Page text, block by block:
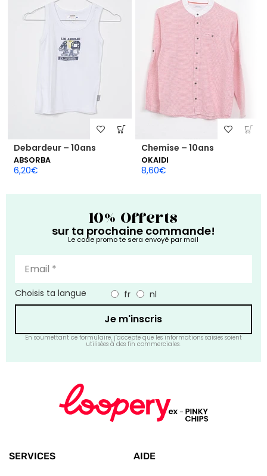
Debardeur – 10ans
ABSORBA
6,20€
Chemise – 10ans
OKAIDI
8,60€
10% Offerts
sur ta prochaine commande!
Le code promo te sera envoyé par mail
Choisis ta langue fr nl
Je m'inscris
En soumettant ce formulaire, j’accepte que les informations saisies soient
utilisées à des fin commerciales.
SERVICES AIDE